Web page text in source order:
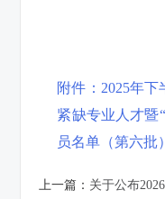
附件：2025年
紧缺专业人才暨
员名单（第六批
上一篇： 关于公布